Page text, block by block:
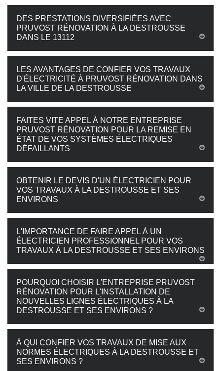
DES PRESTATIONS DIVERSIFIÉES AVEC
PRUVOST RÉNOVATION À LA DESTROUSSE
DANS LE 13112
LES AVANTAGES DE CONFIER VOS TRAVAUX
D'ÉLECTRICITÉ À PRUVOST RÉNOVATION DANS
LA VILLE DE LA DESTROUSSE
FAITES VITE APPEL À NOTRE ENTREPRISE
PRUVOST RÉNOVATION POUR LA REMISE EN
ÉTAT DE VOS SYSTÈMES ÉLECTRIQUES
DÉFAILLANTS
OBTENIR LE DEVIS D'UN ÉLECTRICIEN POUR
VOS TRAVAUX À LA DESTROUSSE ET SES
ENVIRONS
L'IMPORTANCE DE FAIRE APPEL À UN
ÉLECTRICIEN PROFESSIONNEL POUR VOS
TRAVAUX À LA DESTROUSSE ET SES ENVIRONS
POURQUOI CHOISIR L'ENTREPRISE PRUVOST
RÉNOVATION POUR L'INSTALLATION DE
NOUVELLES LIGNES ÉLECTRIQUES À LA
DESTROUSSE ET SES ENVIRONS ?
À QUI CONFIER VOS TRAVAUX DE MISE AUX
NORMES ÉLECTRIQUES À LA DESTROUSSE ET
SES ENVIRONS ?